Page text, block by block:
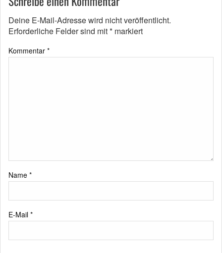
Deine E-Mail-Adresse wird nicht veröffentlicht.
Erforderliche Felder sind mit* markiert
Kommentar *
Name *
E-Mail *